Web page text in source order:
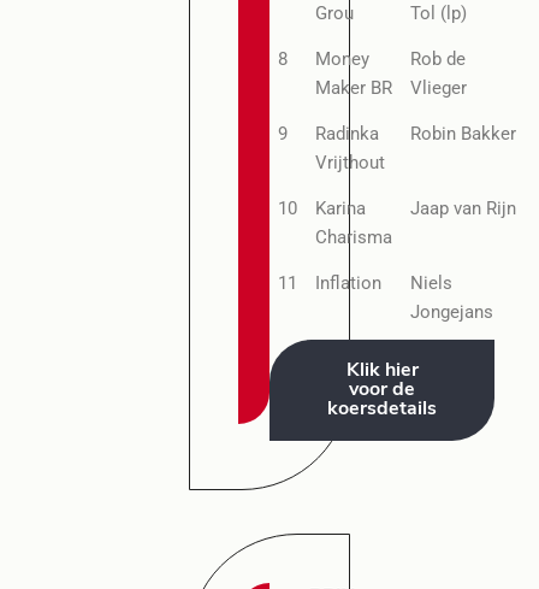
Grou
Tol (lp)
8
Money
Maker BR
Rob de
Vlieger
9
Radinka
Vrijthout
Robin Bakker
10
Karina
Charisma
Jaap van Rijn
11 Inflation
Niels
Jongejans
Klik hier
voor de
koersdetails